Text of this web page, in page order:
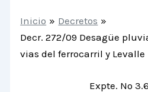
Inicio
Decretos
Decr. 272/09 Desagüe
vias del ferrocarril y Levalle
Expte. Nº